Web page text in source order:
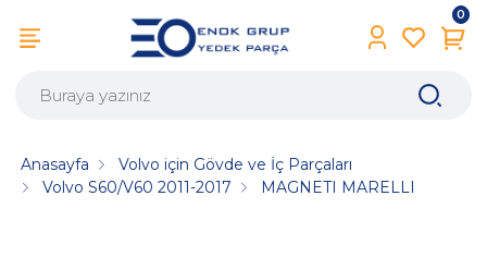
0
Anasayfa
Volvo için Gövde ve İç Parçaları
Volvo S60/V60 2011-2017
MAGNETI MARELLI